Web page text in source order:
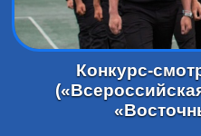
Конкурс-